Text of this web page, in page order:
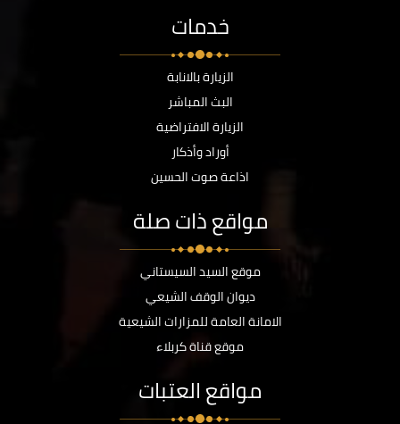
خدمات
الزيارة بالانابة
البث المباشر
الزيارة الافتراضية
أوراد وأذكار
اذاعة صوت الحسين
مواقع ذات صلة
موقع السيد السيستاني
ديوان الوقف الشيعي
الامانة العامة للمزارات الشيعية
موقع قناة كربلاء
مواقع العتبات